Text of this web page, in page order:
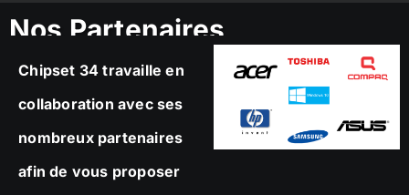
Nos Partenaires
Chipset 34 travaille en
collaboration avec ses
nombreux partenaires
afin de vous proposer